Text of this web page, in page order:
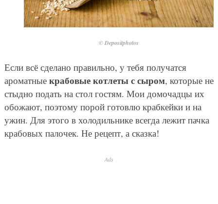
© Depositphotos
Если всё сделано правильно, у тебя получатся
ароматные крабовые котлеты с сыром, которые не
стыдно подать на стол гостям. Мои домочадцы их
обожают, поэтому порой готовлю крабкейки и на
ужин. Для этого в холодильнике всегда лежит пачка
крабовых палочек. Не рецепт, а сказка!
Ads